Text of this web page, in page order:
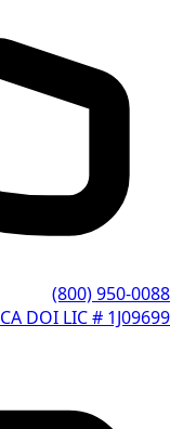
(800) 950-0088
CA DOI LIC # 1J09699